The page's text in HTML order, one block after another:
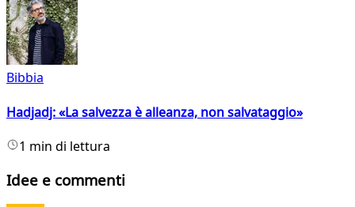
Bibbia
Hadjadj: «La salvezza è alleanza, non salvataggio»
1 min di lettura
Idee e commenti